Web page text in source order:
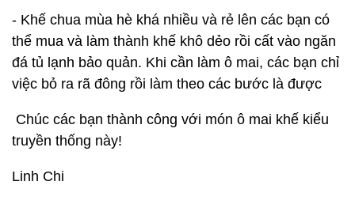
- Khế chua mùa hè khá nhiều và rẻ lên các bạn có
thể mua và làm thành khế khô dẻo rồi cất vào ngăn
đá tủ lạnh bảo quản. Khi cần làm ô mai, các bạn chỉ
việc bỏ ra rã đông rồi làm theo các bước là được
Chúc các bạn thành công với món ô mai khế kiểu
truyền thống này!
Linh Chi